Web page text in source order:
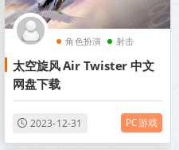
角色扮演 射击
太空旋风 Air Twister 中文
网盘下载
2023-12-31 PC游戏